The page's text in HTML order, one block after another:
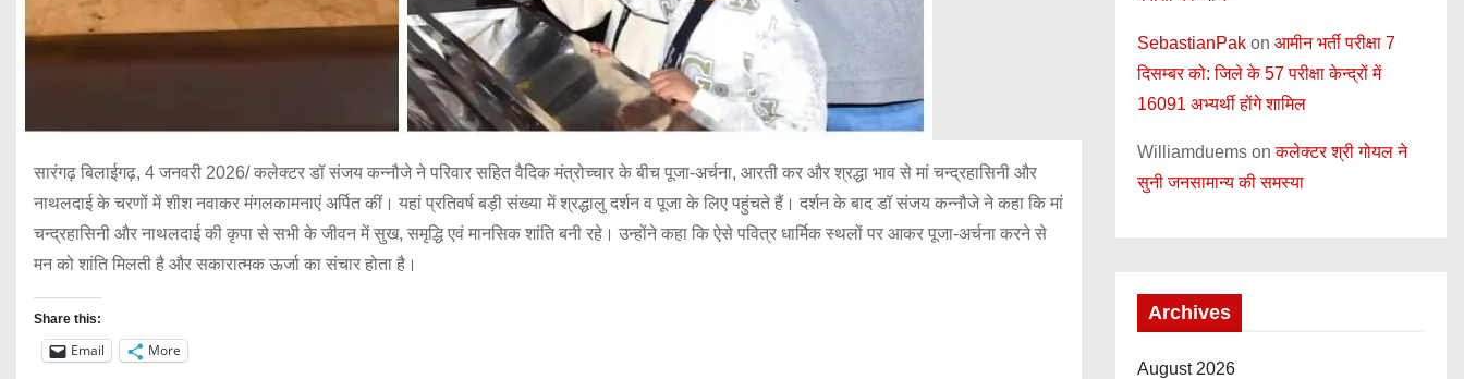
सारंगढ़ बिलाईगढ़, 4 जनवरी 2026/ कलेक्टर डॉ संजय कन्नौजे ने परिवार सहित वैदिक मंत्रोच्चार के बीच पूजा-अर्चना, आरती कर और श्रद्धा भाव से मां चन्द्रहासिनी और
नाथलदाई के चरणों में शीश नवाकर मंगलकामनाएं अर्पित कीं। यहां प्रतिवर्ष बड़ी संख्या में श्रद्धालु दर्शन व पूजा के लिए पहुंचते हैं। दर्शन के बाद डॉ संजय कन्नौजे ने कहा कि मां
चन्द्रहासिनी और नाथलदाई की कृपा से सभी के जीवन में सुख, समृद्धि एवं मानसिक शांति बनी रहे। उन्होंने कहा कि ऐसे पवित्र धार्मिक स्थलों पर आकर पूजा-अर्चना करने से
मन को शांति मिलती है और सकारात्मक ऊर्जा का संचार होता है।
Share this:
Email More
SebastianPak on आमीन भर्ती परीक्षा 7
दिसम्बर को: जिले के 57 परीक्षा केन्द्रों में
16091 अभ्यर्थी होंगे शामिल
Williamduems onकलेक्टर श्री गोयल ने
सुनी जनसामान्य की समस्या
Archives
August 2026